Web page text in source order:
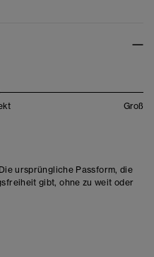
Groß
ursprüngliche Passform, die
gibt, ohne zu weit oder